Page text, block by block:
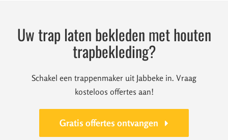
Uw trap laten bekleden met houten
trapbekleding?
Schakel een trappenmaker uit Jabbeke in. Vraag
kosteloos offertes aan!
Gratis offertes ontvangen